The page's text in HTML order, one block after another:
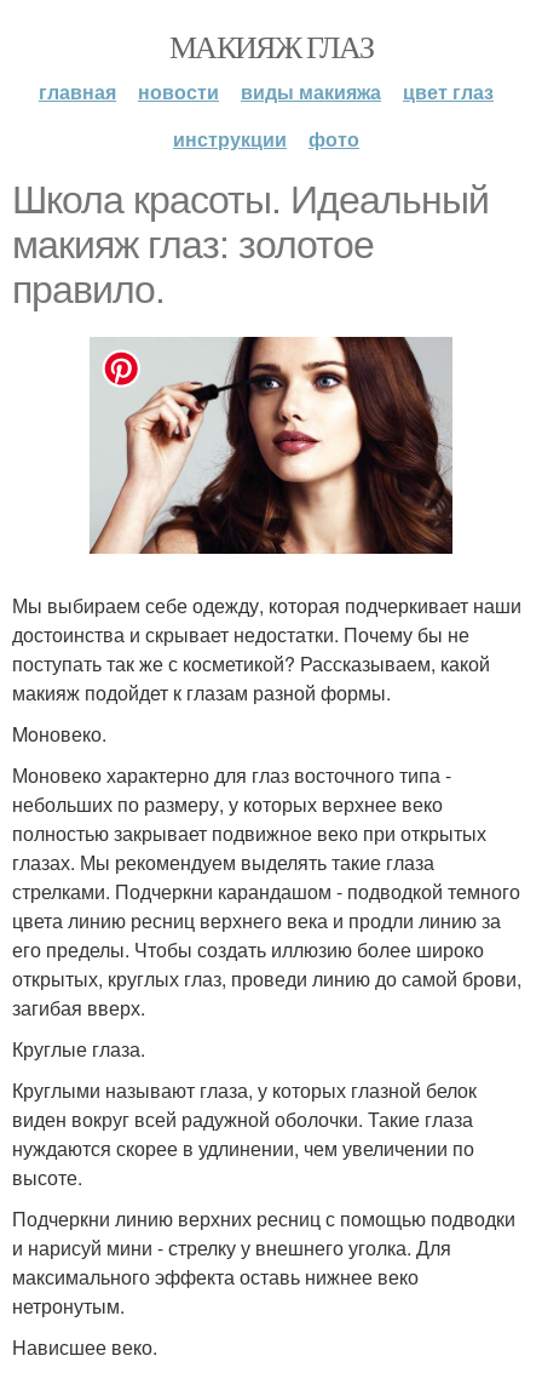
МАКИЯЖ ГЛАЗ
главная новости виды макияжа
цвет глаз
инструкции
фото
Школа красоты. Идеальный
макияж глаз: золотое
правило.
Мы выбираем себе одежду, которая подчеркивает наши
достоинства и скрывает недостатки. Почему бы не
поступать так же с косметикой? Рассказываем, какой
макияж подойдет к глазам разной формы.
Moновеко.
Моновеко характерно для глаз восточного типа -
небольших по размеру, у которых верхнее веко
полностью закрывает подвижное веко при открытых
глазах. Мы рекомендуем выделять такие глаза
стрелками. Подчеркни карандашом - подводкой темного
цвета линию ресниц верхнего века и продли линию за
его пределы. Чтобы создать иллюзию более широко
открытых, круглых глаз, проведи линию до самой брови,
загибая вверх.
Круглые глаза.
Круглыми называют глаза, у которых глазной белок
виден вокруг всей радужной оболочки. Такие глаза
нуждаются скорее в удлинении, чем увеличении по
высоте.
Подчеркни линию верхних ресниц с помощью подводки
и нарисуй мини - стрелку у внешнего уголка. Для
максимального эффекта оставь нижнее веко
нетронутым.
Hависшее веко.